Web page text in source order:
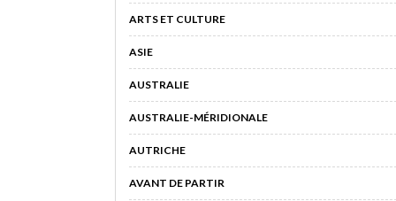
ARTS ET CULTURE
ASIE
AUSTRALIE
AUSTRALIE-MÉRIDIONALE
AUTRICHE
AVANT DE PARTIR